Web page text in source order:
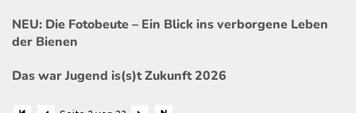
NEU: Die Fotobeute – Ein Blick ins verborgene Leben
der Bienen
Das war Jugend is(s)t Zukunft 2026